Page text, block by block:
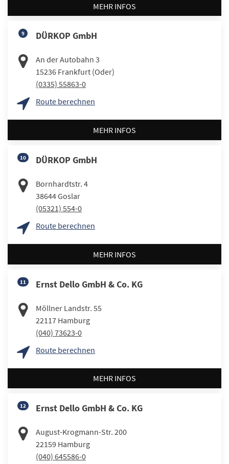
MEHR INFOS
9 DÜRKOP GmbH
An der Autobahn 3
15236 Frankfurt (Oder)
(0335) 55863-0
Route berechnen
MEHR INFOS
10 DÜRKOP GmbH
Bornhardtstr. 4
38644Goslar
(05321) 554-0
Route berechnen
MEHR INFOS
11 Ernst Dello GmbH & Co. KG
Möllner Landstr. 55
22117 Hamburg
(040) 73623-0
Route berechnen
MEHR INFOS
12 Ernst Dello GmbH & Co. KG
August-Krogmann-Str. 200
22159 Hamburg
(040) 645586-0